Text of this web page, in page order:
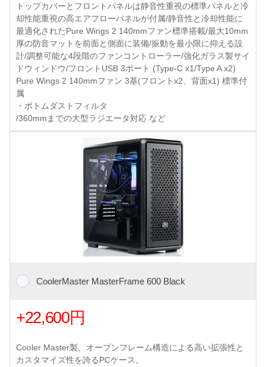
トップカバーとフロントパネルは静音性重視の標準パネルと冷
却性能重視の高エアフローパネルが付属/静音性と冷却性能に
最適化されたPure Wings 2 140mmファン標準搭載/最大10mm
厚の防音マットを前面と側面に装備/振動を最小限に抑える設
計/調整可能な4段階のファンコントローラー/強化ガラス製サイ
ドウィンドウ/フロントUSB 3ポート (Type-C x1/Type A x2)
Pure Wings 2 140mmファン 3基(フロントx2、背面x1) 標準付
属
・ボトムダストフィルタ
/360mmまでの大型ラジエータ対応 など
CoolerMaster MasterFrame 600 Black
+22,600円
Cooler Master製、オープンフレーム構造による高い拡張性と
カスタマイズ性を誇るPCケース。